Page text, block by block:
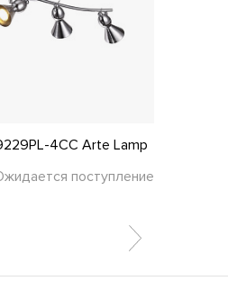
4CC Arte Lamp
поступление